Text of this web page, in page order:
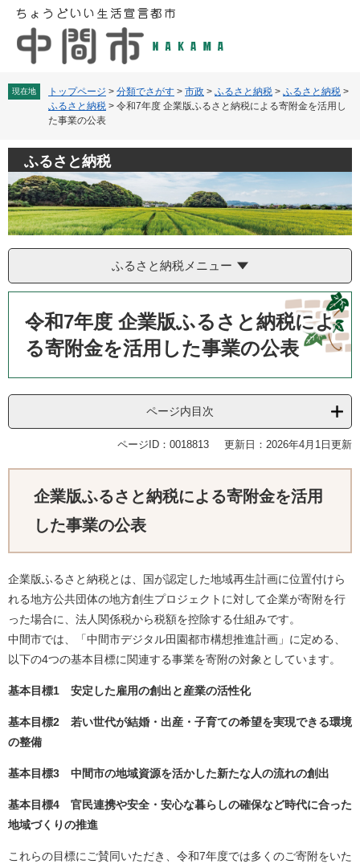
へ
現在地 トップページ > 分類でさがす > 市政 > ふるさと納税 > ふるさと納税 >
ふるさと納税 > 令和7年度 企業版ふるさと納税による寄附金を活用し
た事業の公表​
ふるさと納税
ふるさと納税メニュー
令和7年度 企業版ふるさと納税によ
る寄附金を活用した事業の公表​
ページ内目次
ページID：0018813 更新日：2026年4月1日更新
企業版ふるさと納税による寄附金を活用
した事業の公表​
企業版ふるさと納税とは、国が認定した地域再生計画に位置付けら
れる地方公共団体の地方創生プロジェクトに対して企業が寄附を行
った場合に、法人関係税から税額を控除する仕組みです。
中間市では、「中間市デジタル田園都市構想推進計画」に定める、
以下の4つの基本目標に関連する事業を寄附の対象としています。
基本目標1 安定した雇用の創出と産業の活性化
基本目標2 若い世代が結婚・出産・子育ての希望を実現できる環境
の整備
基本目標3 中間市の地域資源を活かした新たな人の流れの創出
基本目標4 官民連携や安全・安心な暮らしの確保など時代に合った
地域づくりの推進
これらの目標にご賛同いただき、令和7年度では多くのご寄附をいた